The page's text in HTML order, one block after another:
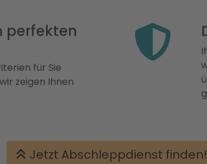
perfekten
für Sie
zeigen Ihnen
Jetzt Abschleppdienst finden!